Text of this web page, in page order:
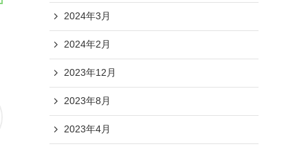
2024年3月
2024年2月
2023年12月
2023年8月
2023年4月